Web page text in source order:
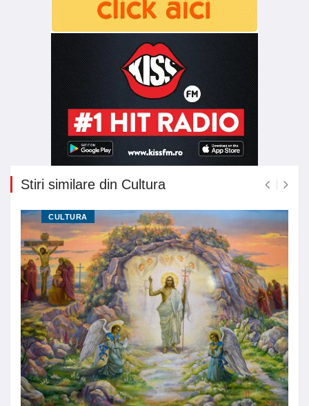
Stiri similare din Cultura
CULTURA